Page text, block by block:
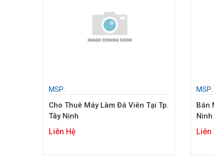
MSP:
Cho Thuê Máy Làm Đá Viên Tại Tp.
Tây Ninh
Liên Hệ
MSP:
Bán
Ninh
Liên